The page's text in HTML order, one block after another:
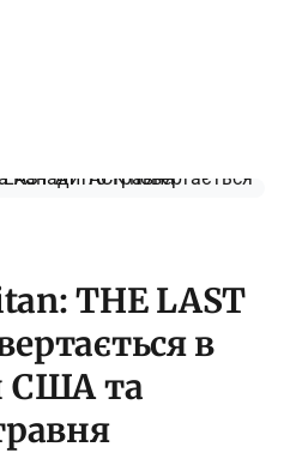
THE LAST
в
США та